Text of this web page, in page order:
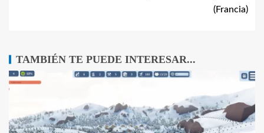
(Francia)
TAMBIÉN TE PUEDE INTERESAR...